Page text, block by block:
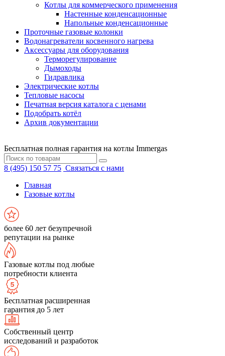
Котлы для коммерческого применения
Настенные конденсационные
Напольные конденсационные
Проточные газовые колонки
Водонагреватели косвенного нагрева
Аксессуары для оборудования
Терморегулирование
Дымоходы
Гидравлика
Электрические котлы
Тепловые насосы
Печатная версия каталога с ценами
Подобрать котёл
Архив документации
Бесплатная полная гарантия на котлы Immergas
8 (495) 150 57 75 Связаться с нами
Главная
Газовые котлы
более 60 лет безупречной
репутации на рынке
Газовые котлы под любые
потребности клиента
Бесплатная расширенная
гарантия до 5 лет
Собственный центр
исследований и разработок